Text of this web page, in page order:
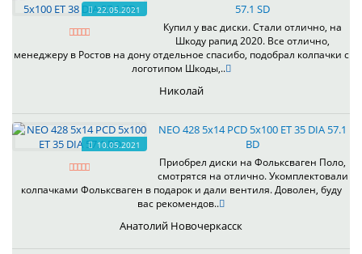
22.05.2021
57.1 SD
Купил у вас диски. Стали отлично, на
Шкоду рапид 2020. Все отлично,
менеджеру в Ростов на дону отдельное спасибо, подобрал колпачки с
логотипом Шкоды,..
Николай
10.05.2021
NEO 428 5x14 PCD 5x100 ET 35 DIA 57.1
BD
Приобрел диски на Фольксваген Поло,
смотрятся на отлично. Укомплектовали
колпачками Фольксваген в подарок и дали вентиля. Доволен, буду
вас рекомендов..
Анатолий Новочеркасск